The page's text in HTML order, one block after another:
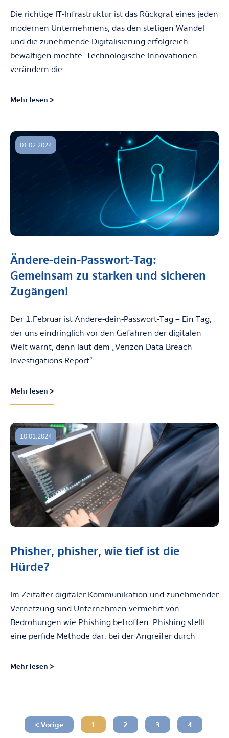
Die richtige IT-Infrastruktur ist das Rückgrat eines jeden
modernen Unternehmens, das den stetigen Wandel
und die zunehmende Digitalisierung erfolgreich
bewältigen möchte. Technologische Innovationen
verändern die
Mehr lesen >
Ändere-dein-Passwort-Tag:
Gemeinsam zu starken und sicheren
Zugängen!
01.02.2024
Der 1.Februar ist Ändere-dein-Passwort-Tag – Ein Tag,
der uns eindringlich vor den Gefahren der digitalen
Welt warnt, denn laut dem „Verizon Data Breach
Investigations Report“
Mehr lesen >
Phisher, phisher, wie tief ist die
Hürde?
10.01.2024
Im Zeitalter digitaler Kommunikation und zunehmender
Vernetzung sind Unternehmen vermehrt von
Bedrohungen wie Phishing betroffen. Phishing stellt
eine perfide Methode dar, bei der Angreifer durch
Mehr lesen >
< Vorige 1 2 3
4